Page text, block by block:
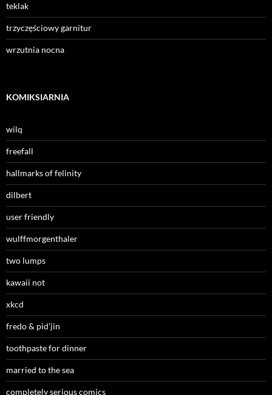
teklak
trzyczęściowy garnitur
wrzutnia nocna
KOMIKSIARNIA
wilq
freefall
hallmarks of felinity
dilbert
user friendly
wulffmorgenthaler
two lumps
kawaii not
xkcd
fredo & pid'jin
toothpaste for dinner
married to the sea
completely serious comics